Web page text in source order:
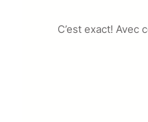
C’est exact!